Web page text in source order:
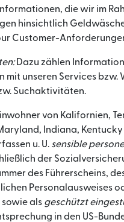
die wir im
hinsichtlich
Customer-
Dazu zählen
mit unseren Services bzw.
Suchaktivitäten.
von Kalifornien,
Indiana, Kentucky
u. U. sensible
der
des Führerscheins,
Personalausweises
sowie als geschützt
in den US-